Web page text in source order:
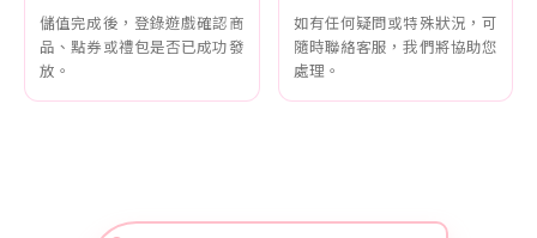
儲值完成後，登錄遊戲確認商
品、點券或禮包是否已成功發
放。
如有任何疑問或特殊狀況，可
隨時聯絡客服，我們將協助您
處理。